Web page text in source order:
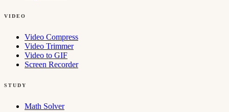
VIDEO
Video Compress
Video Trimmer
Video to GIF
Screen Recorder
STUDY
Math Solver